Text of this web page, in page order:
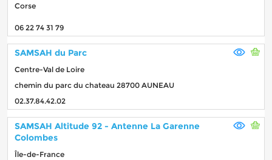
Corse
06 22 74 31 79
SAMSAH du Parc
Centre-Val de Loire
chemin du parc du chateau 28700 AUNEAU
02.37.84.42.02
SAMSAH Altitude 92 - Antenne La Garenne
Colombes
Île-de-France